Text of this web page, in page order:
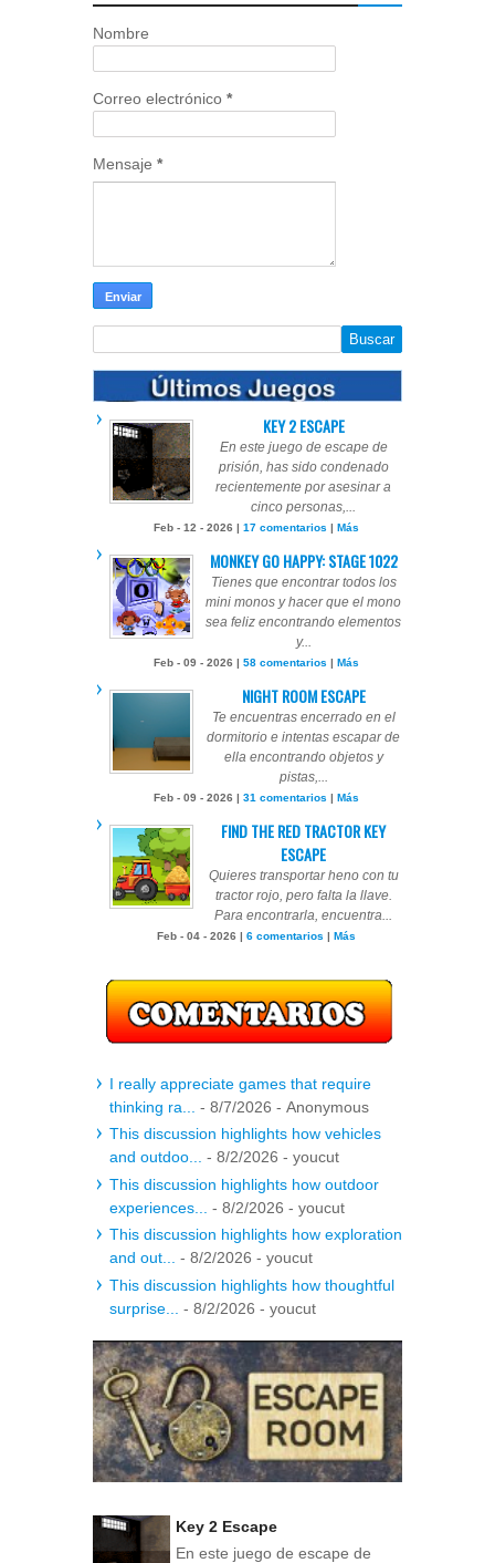
Nombre
Correo electrónico *
Mensaje *
KEY 2 ESCAPE
En este juego de escape de
prisión, has sido condenado
recientemente por asesinar a
cinco personas,...
Feb - 12 - 2026 | 17 comentarios | Más
MONKEY GO HAPPY: STAGE 1022
Tienes que encontrar todos los
mini monos y hacer que el mono
sea feliz encontrando elementos
y...
Feb - 09 - 2026 | 58 comentarios | Más
NIGHT ROOM ESCAPE
Te encuentras encerrado en el
dormitorio e intentas escapar de
ella encontrando objetos y
pistas,...
Feb - 09 - 2026 | 31 comentarios | Más
FIND THE RED TRACTOR KEY
ESCAPE
Quieres transportar heno con tu
tractor rojo, pero falta la llave.
Para encontrarla, encuentra...
Feb - 04 - 2026 | 6 comentarios | Más
I really appreciate games that require
thinking ra...
- 8/7/2026 - Anonymous
This discussion highlights how vehicles
and outdoo...
- 8/2/2026 - youcut
This discussion highlights how outdoor
experiences...
- 8/2/2026 - youcut
This discussion highlights how exploration
and out...
- 8/2/2026 - youcut
This discussion highlights how thoughtful
surprise...
- 8/2/2026 - youcut
Key 2 Escape
En este juego de escape de